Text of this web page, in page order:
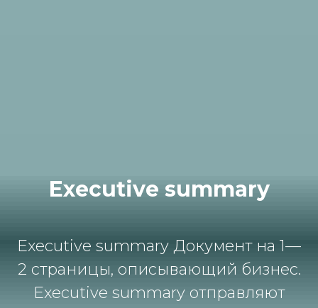
Executive summary
Executive summary Документ на 1—
2 страницы, описывающий бизнес.
Executive summary отправляют